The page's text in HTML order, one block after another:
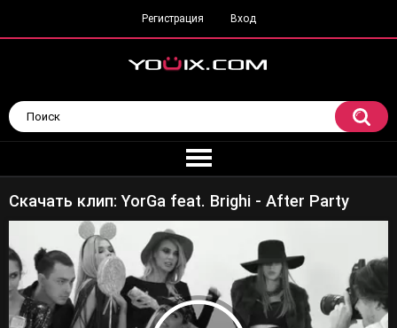
Регистрация Вход
Скачать клип: YorGa feat. Brighi - After Party